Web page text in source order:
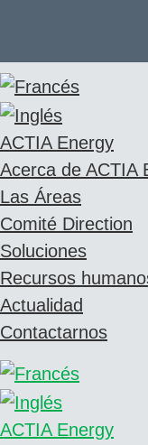
ACTIA Energy
Acerca de ACTIA
Las Áreas
Comité Direction
Soluciones
Recursos
Actualidad
Contactarnos
ACTIA Energy